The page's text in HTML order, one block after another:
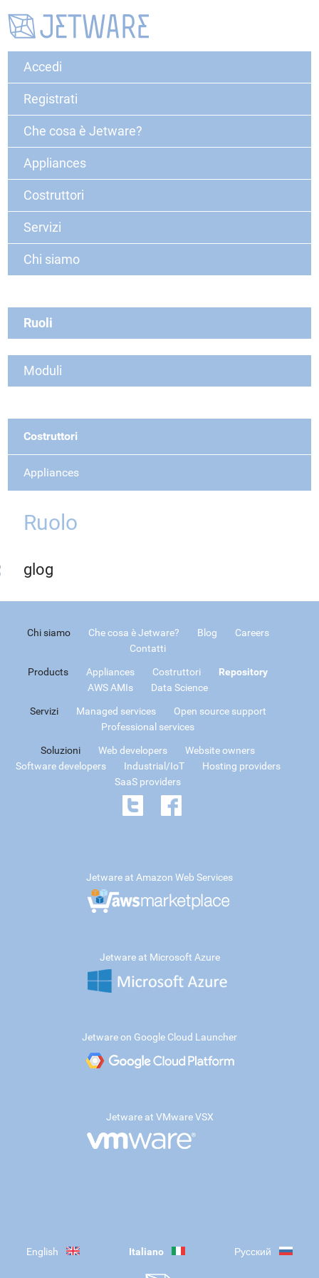
Accedi
Registrati
Che cosa è Jetware?
Appliances
Costruttori
Servizi
Chi siamo
Ruoli
Moduli
Costruttori
Appliances
Ruolo
glog
Chi siamo Che cosa è Jetware? Blog
Careers
Contatti
Products Appliances Costruttori
Repository
AWS AMIs
Data Science
Servizi Managed services
Open source support
Professional services
Soluzioni Web developers
Website owners
Software developers
Industrial/IoT
Hosting providers
SaaS providers
Jetware at Amazon Web Services
Jetware at Microsoft Azure
Jetware on Google Cloud Launcher
Jetware at VMware VSX
English Italiano Русский